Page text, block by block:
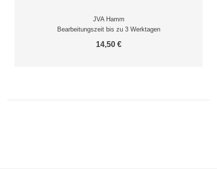
JVA Hamm
Bearbeitungszeit bis zu 3 Werktagen
14,50 €